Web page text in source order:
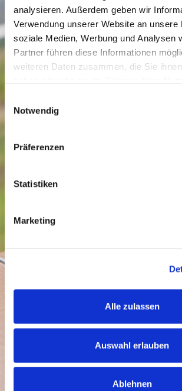
analysieren. Außerdem geben wir
Verwendung unserer Website an unsere
soziale Medien, Werbung und Analysen
Partner führen diese Informationen
weiteren Daten zusammen, die Sie
Notwendig
Präferenzen
Statistiken
Marketing
Alle zulassen
Auswahl erlauben
Ablehnen